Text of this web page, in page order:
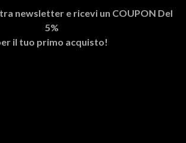
newsletter e ricevi un COUPON Del
5%
il tuo primo acquisto!